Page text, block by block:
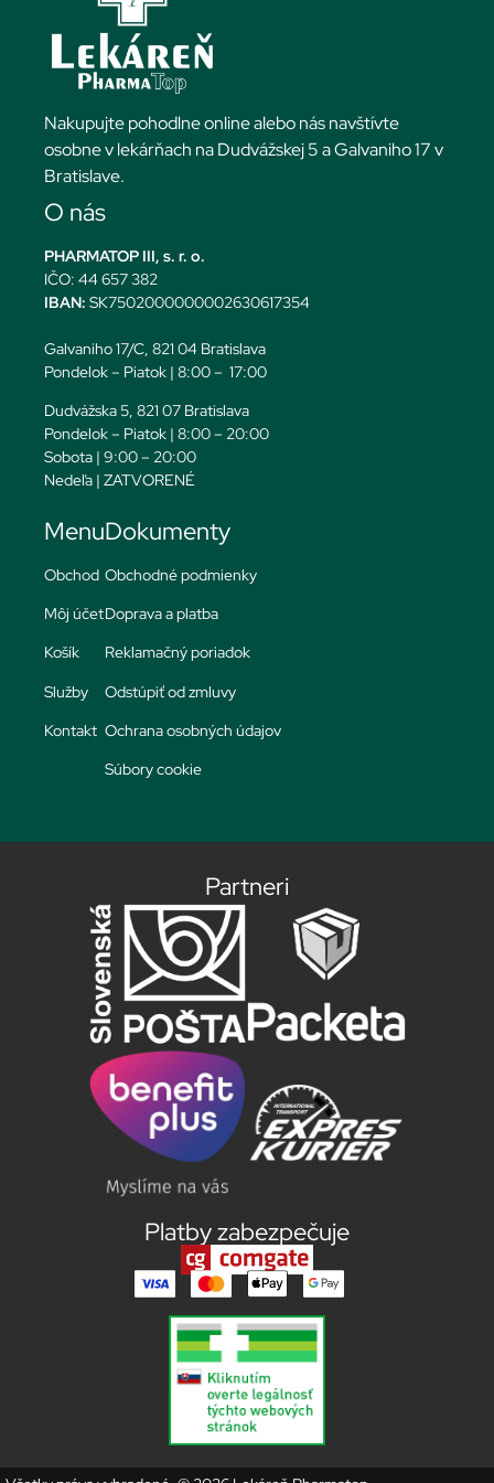
Nakupujte pohodlne online alebo nás navštívte
osobne v lekárňach na Dudvážskej 5 a Galvaniho 17 v
Bratislave.
O nás
PHARMATOP III, s. r. o.
IČO: 44 657 382
IBAN: SK7502000000002630617354
Galvaniho 17/C, 821 04 Bratislava
Pondelok – Piatok | 8:00 – 17:00
Dudvážska 5, 821 07 Bratislava
Pondelok – Piatok | 8:00 – 20:00
Sobota | 9:00 – 20:00
Nedeľa | ZATVORENÉ
Menu
Obchod
Môj účet
Košík
Služby
Kontakt
Dokumenty
Obchodné podmienky
Doprava a platba
Reklamačný poriadok
Odstúpiť od zmluvy
Ochrana osobných údajov
Súbory cookie
Partneri
Platby zabezpečuje